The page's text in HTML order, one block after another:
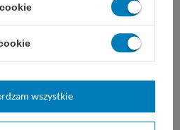
tkanki i rany,
techniki i doświadczenia
żadne
stosowania nici
wszystkie